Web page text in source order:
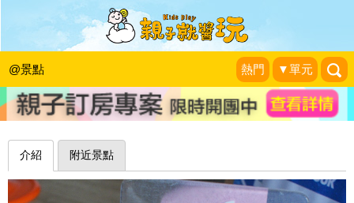
@景點 熱門 ▼單元
喔伊喔～我是叢林小泰山！台中B-Plus
攀岩館
幸福典藏N部曲|2014-05-18
介紹 附近景點